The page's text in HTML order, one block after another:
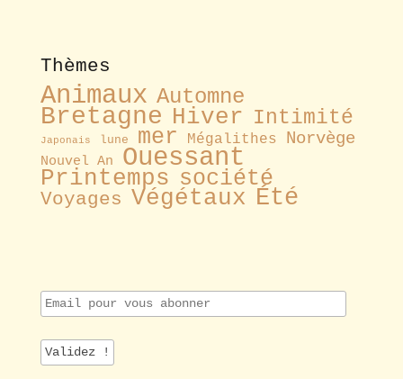
Thèmes
Animaux Automne
Bretagne Hiver Intimité
Japonais lune mer Mégalithes Norvège
Nouvel An Ouessant
Printemps société
Voyages Végétaux Été
E
m
i
l